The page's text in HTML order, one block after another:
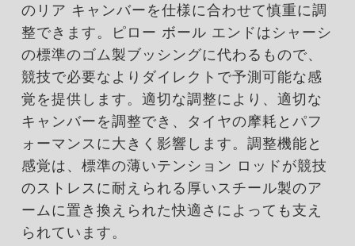
のリア キャンバーを仕様に合わせて慎重に調
整できます。ピロー ボール エンドはシャーシ
の標準のゴム製ブッシングに代わるもので、
競技で必要なよりダイレクトで予測可能な感
覚を提供します。適切な調整により、適切な
キャンバーを調整でき、タイヤの摩耗とパフ
ォーマンスに大きく影響します。調整機能と
感覚は、標準の薄いテンション ロッドが競技
のストレスに耐えられる厚いスチール製のア
ームに置き換えられた快適さによっても支え
られています。